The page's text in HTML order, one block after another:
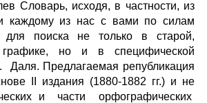
Словарь, исходя, в частности, из
каждому из нас с вами по силам
поиска не только в старой,
графике, но и в специфической
Предлагаемая републикация
II издания (1880-1882 гг.) и не
и части орфографических